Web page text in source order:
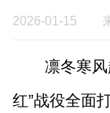
2026-01-15
凛冬寒
红”战役全面